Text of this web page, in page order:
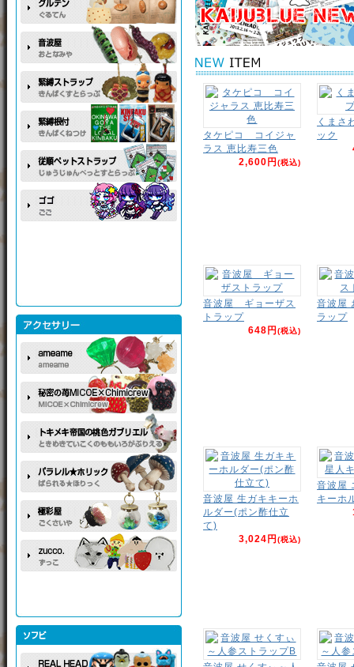
タケピコ コイジャ
ラス 恵比寿三色
2,600円(税込)
くまさ
ック
音波屋 ギョーザス
トラップ
648円(税込)
音波屋
ラップ
音波屋 生ガキキーホ
ルダー(ポン酢仕立
て)
3,024円(税込)
音波屋
キーホ